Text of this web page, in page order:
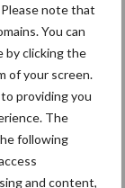
note that
You can
by clicking the
of your screen.
providing you
The
following
and content,